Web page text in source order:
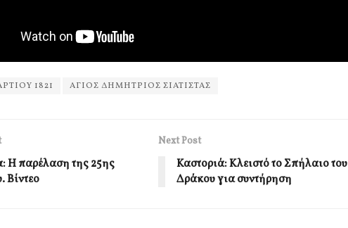
1821 ΑΓΙΟΣ ΔΗΜΗΤΡΙΟΣ ΣΙΑΤΙΣΤΑΣ
Η παρέλαση της 25ης
Βίντεο
Next Post
Καστοριά: Κλειστό το Σπήλαιο του
Δράκου για συντήρηση